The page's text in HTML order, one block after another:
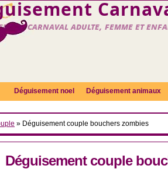
carnaval adulte, femme et
Déguisement noel Déguisement animaux
» Déguisement couple bouchers zombies
Déguisement couple